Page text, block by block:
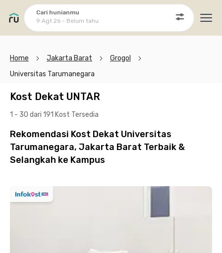
Cari hunianmu
9 Agt 26 - Belum tahu
Home Jakarta Barat
Grogol
Universitas Tarumanegara
Kost Dekat UNTAR
1 - 30 dari 191 Kost Tersedia
Rekomendasi Kost Dekat Universitas
Tarumanegara, Jakarta Barat Terbaik &
Selangkah ke Kampus